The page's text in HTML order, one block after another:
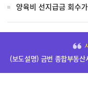
양육비 선지급금 회수